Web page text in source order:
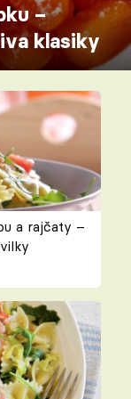
–
klasiky
a rajčaty –